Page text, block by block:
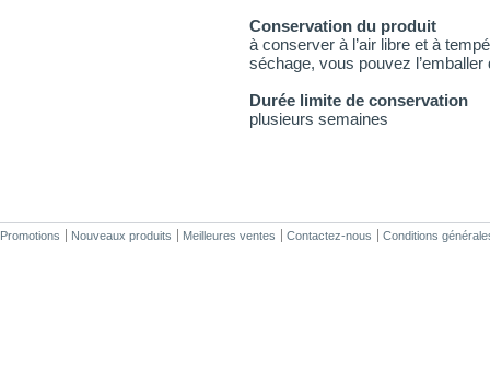
Conservation du produit
à conserver à l’air libre et à
séchage, vous pouvez
Durée limite de conservation
plusieurs semaines
Promotions Nouveaux produits Meilleures ventes Contactez-nous Conditions